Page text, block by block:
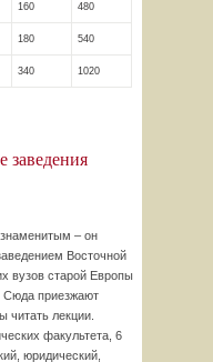
160 480
180 540
340 1020
– он
Восточной
вузов старой Европы
Сюда приезжают
читать лекции.
факультета, 6
юридический,